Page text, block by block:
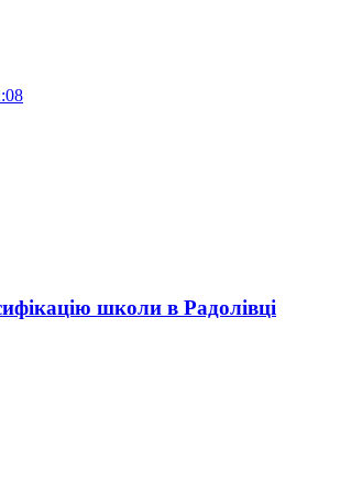
школи в Радолівці